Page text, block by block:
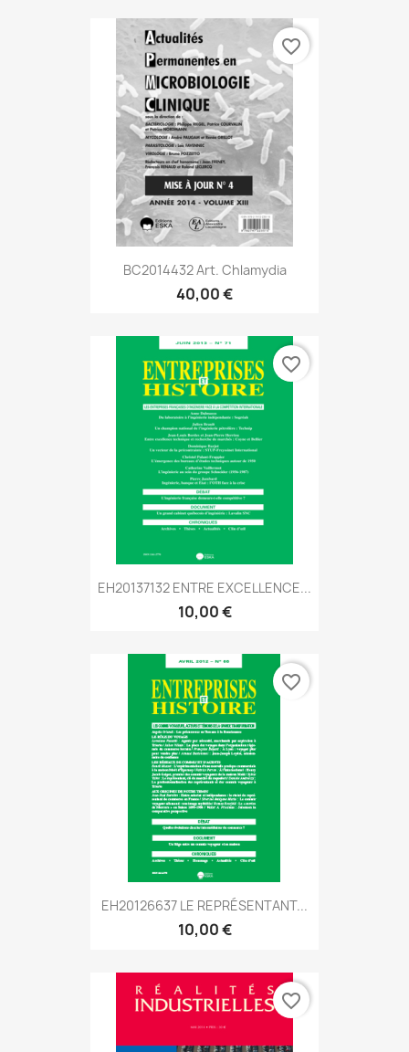
BC2014432 Art. Chlamydia
40,00 €
favorite_border
EH20137132 ENTRE EXCELLENCE...
10,00 €
favorite_border
EH20126637 LE REPRÉSENTANT...
10,00 €
favorite_border
favorite_border